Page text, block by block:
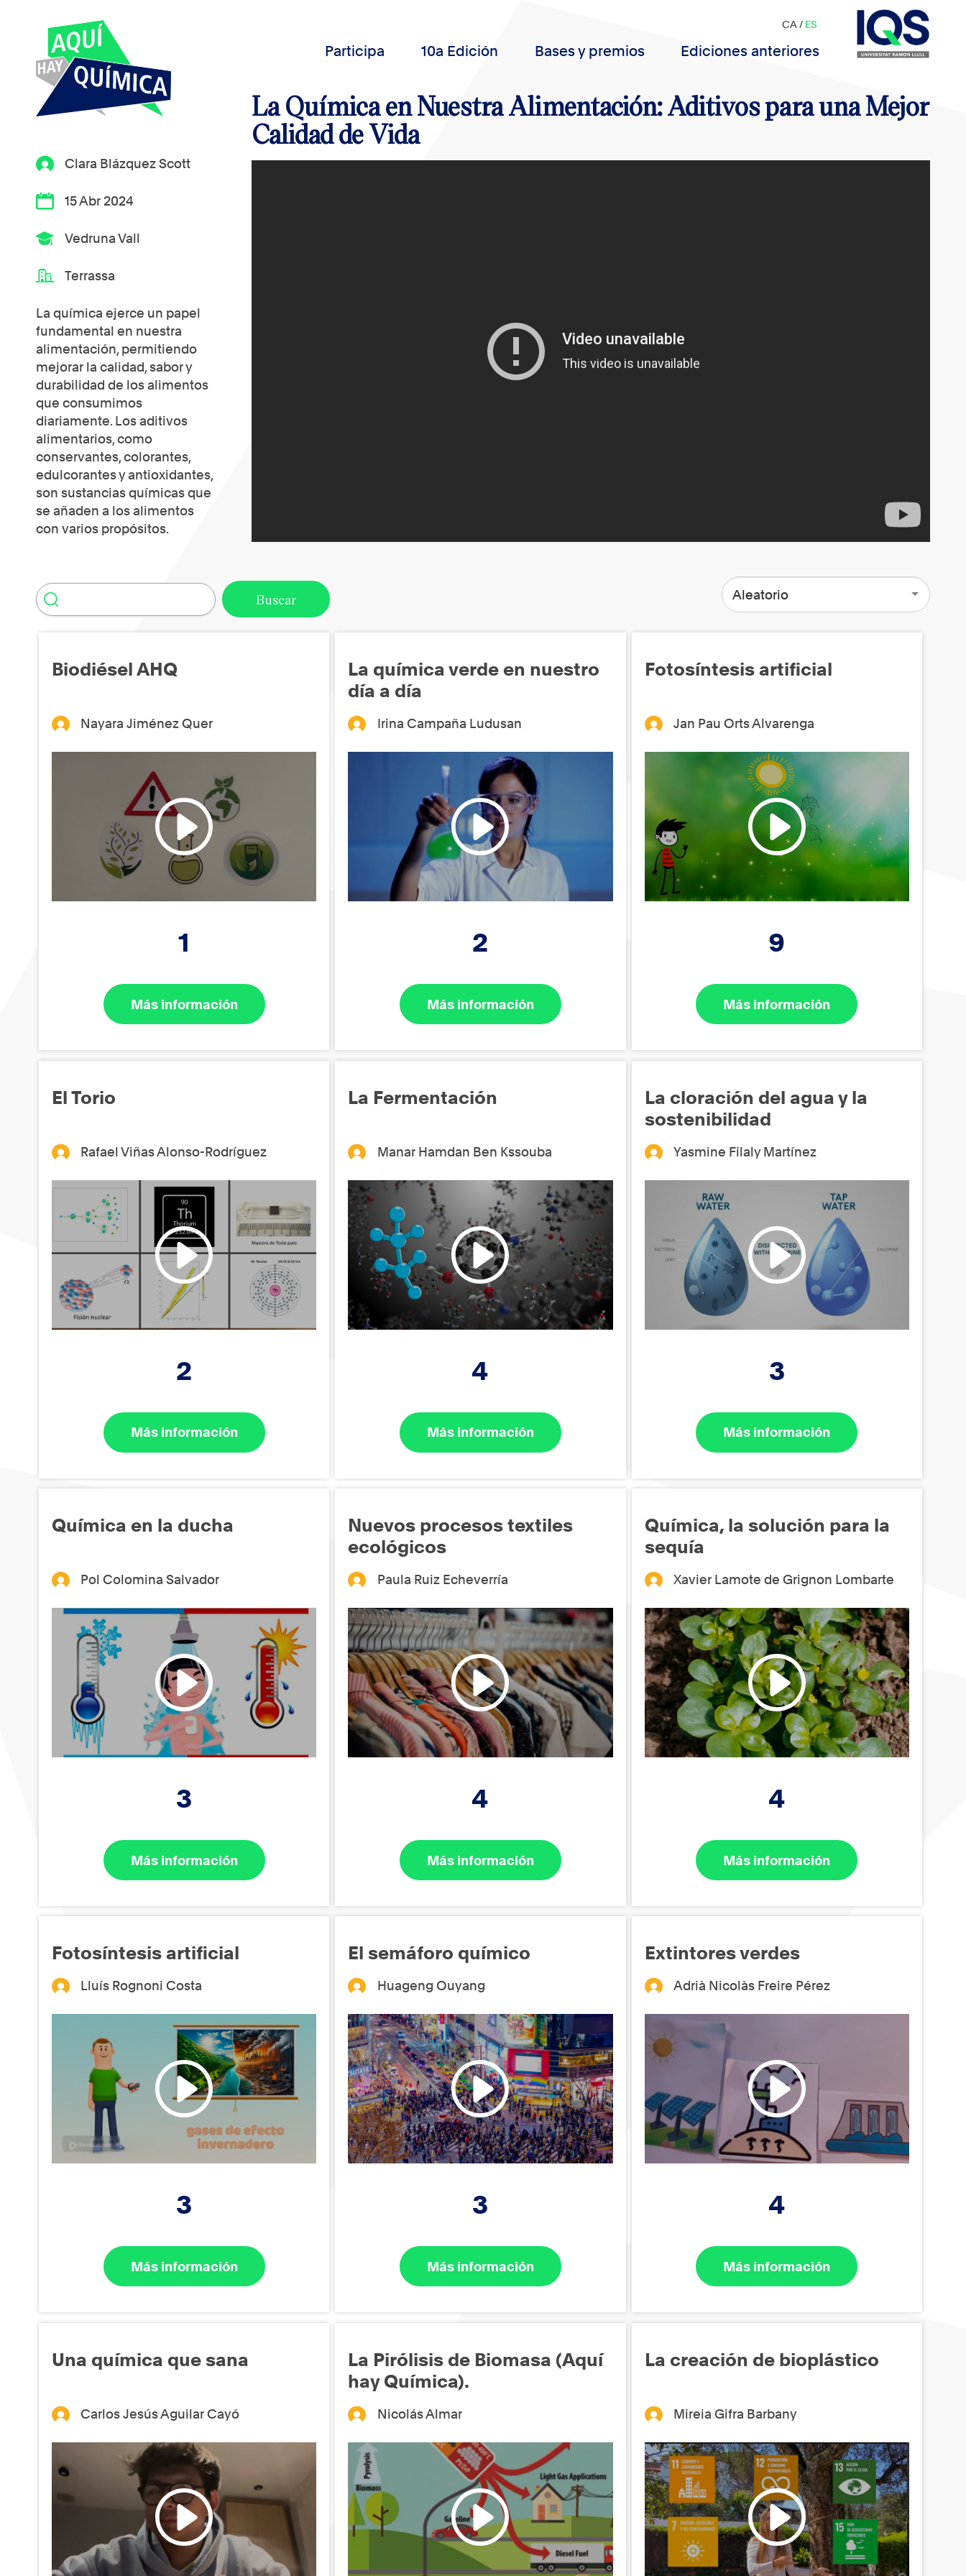
Participa 10a Edición Bases y premios Ediciones anteriores
CA/ ES
Clara Blázquez Scott
15 Abr 2024
Vedruna Vall
Terrassa
La química ejerce un papel
fundamental en nuestra
alimentación, permitiendo
mejorar la calidad, sabor y
durabilidad de los alimentos
que consumimos
diariamente. Los aditivos
alimentarios, como
conservantes, colorantes,
edulcorantes y antioxidantes,
son sustancias químicas que
se añaden a los alimentos
con varios propósitos.
La Química en Nuestra Alimentación: Aditivos para una Mejor
Calidad de Vida
Aleatorio
Biodiésel AHQ
Nayara Jiménez Quer
1
Más información
La química verde en nuestro
día a día
Irina Campaña Ludusan
2
Más información
Fotosíntesis artificial
Jan Pau Orts Alvarenga
9
Más información
El Torio
Rafael Viñas Alonso-Rodríguez
2
Más información
La Fermentación
Manar Hamdan Ben Kssouba
4
Más información
La cloración del agua y la
sostenibilidad
Yasmine Filaly Martínez
3
Más información
Química en la ducha
Pol Colomina Salvador
3
Más información
Nuevos procesos textiles
ecológicos
Paula Ruiz Echeverría
4
Más información
Química, la solución para la
sequía
Xavier Lamote de Grignon Lombarte
4
Más información
Fotosíntesis artificial
Lluís Rognoni Costa
3
Más información
El semáforo químico
Huageng Ouyang
3
Más información
Extintores verdes
Adrià Nicolàs Freire Pérez
4
Más información
Una química que sana
Carlos Jesús Aguilar Cayó
La Pirólisis de Biomasa (Aquí
hay Química).
Nicolás Almar
La creación de bioplástico
Mireia Gifra Barbany